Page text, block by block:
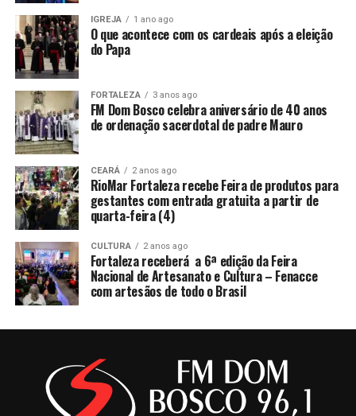
IGREJA 1 ano ago
O que acontece com os cardeais após a eleição
do Papa
FORTALEZA 3 anos ago
FM Dom Bosco celebra aniversário de 40 anos
de ordenação sacerdotal de padre Mauro
CEARÁ 2 anos ago
RioMar Fortaleza recebe Feira de produtos para
gestantes com entrada gratuita a partir de
quarta-feira (4)
CULTURA 2 anos ago
Fortaleza receberá a 6ª edição da Feira
Nacional de Artesanato e Cultura – Fenacce
com artesãos de todo o Brasil